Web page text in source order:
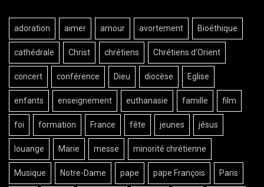
adoration aimer amour avortement Bioéthique
cathédrale Christ chrétiens Chrétiens d'Orient
concert conférence Dieu diocèse Eglise
enfants enseignement euthanasie famille film
foi formation France fête jeunes jésus
louange Marie messe minorité chrétienne
Musique Notre-Dame pape pape François Paris